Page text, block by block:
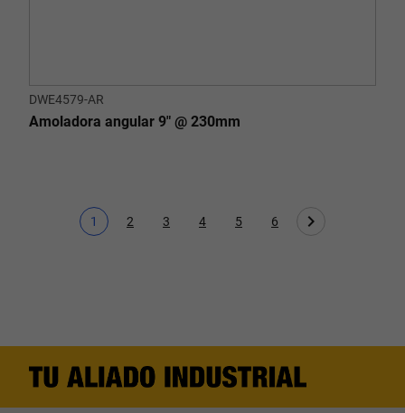
DWE4579-AR
Amoladora angular 9" @ 230mm
Página actual
1
Page
2
Page
3
Page
4
Page
5
Page
6